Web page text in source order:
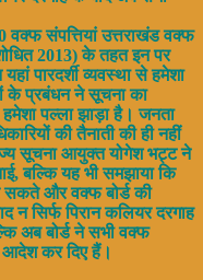
वक्फ संपत्तियां उत्तराखंड वक्फ
2013) के तहत इन पर
पारदर्शी व्यवस्था से हमेशा
के प्रबंधन ने सूचना का
पल्ला झाड़ा है। जनता
की तैनाती की ही नहीं
सूचना आयुक्त योगेश भट्ट ने
बल्कि यह भी समझाया कि
सकते और वक्फ बोर्ड की
सिर्फ पिरान कलियर दरगाह
अब बोर्ड ने सभी वक्फ
कर दिए हैं।